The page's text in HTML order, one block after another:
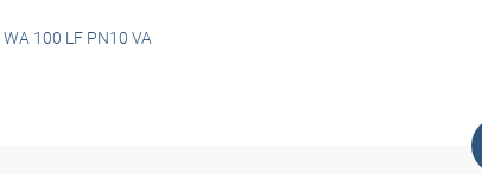
WA 100 LF PN10 VA